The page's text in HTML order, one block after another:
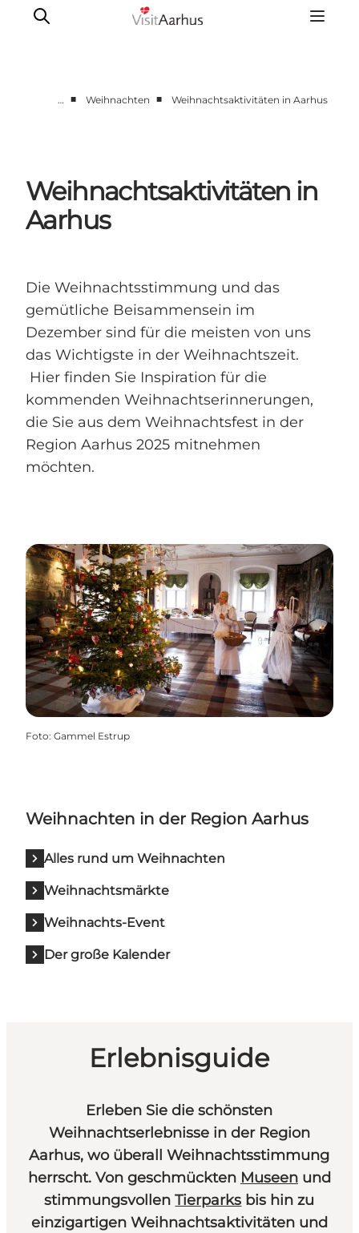
Djursland
Randers
Silkeborg
… ■ Weihnachten ■ Weihnachtsaktivitäten in Aarhus
Weihnachtsaktivitäten in
Aarhus
Die Weihnachtsstimmung und das
gemütliche Beisammensein im
Dezember sind für die meisten von uns
das Wichtigste in der Weihnachtszeit.
Hier finden Sie Inspiration für die
kommenden Weihnachtserinnerungen,
die Sie aus dem Weihnachtsfest in der
Region Aarhus 2025 mitnehmen
möchten.
Foto: Gammel Estrup
Weihnachten in der Region Aarhus
Alles rund um Weihnachten
Weihnachtsmärkte
Weihnachts-Event
Der große Kalender
Erlebnisguide
Erleben Sie die schönsten
Weihnachtserlebnisse in der Region
Aarhus, wo überall Weihnachtsstimmung
herrscht. Von geschmückten Museenund
stimmungsvollenTierparks bis hin zu
einzigartigen Weihnachtsaktivitäten und